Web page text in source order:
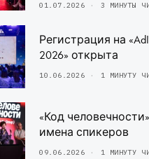
01.07.2026 3 МИНУТЫ
Регистрация на
2026» открыта
10.06.2026 1 МИНУТУ
«Код
имена спикеров
09.06.2026 1 МИНУТУ